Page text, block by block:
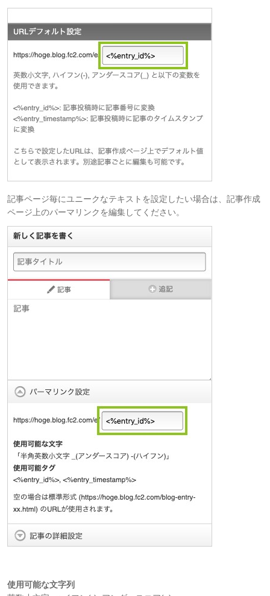
記事ページ毎にユニークなテキストを設定したい場合は、記事作成
ページ上のパーマリンクを編集してください。
使用可能な文字列